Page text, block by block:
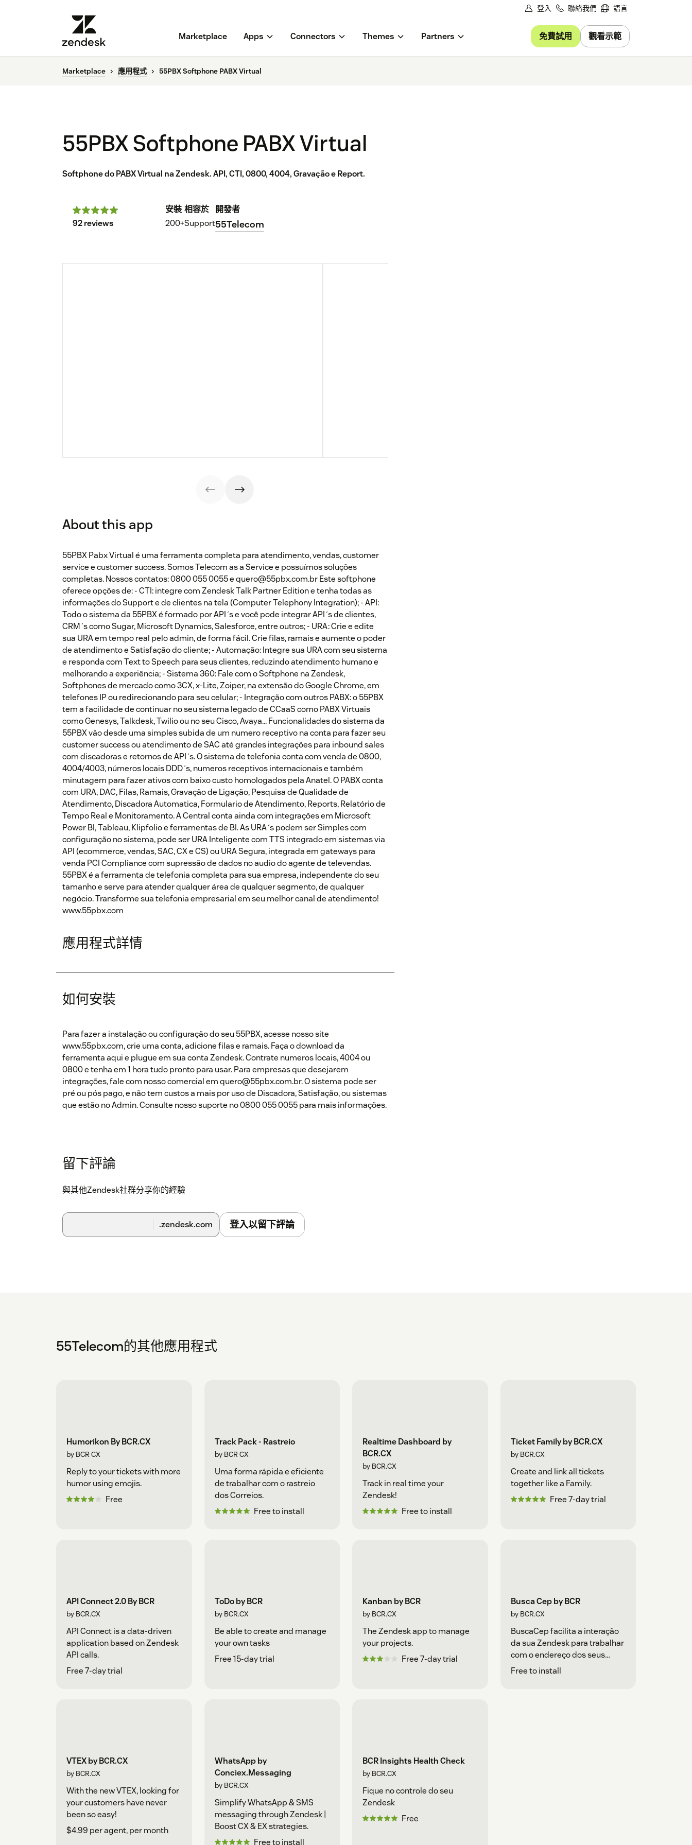
登入 聯絡我們 語言
Marketplace Apps Connectors Themes Partners 免費試用 觀看示範
Marketplace 應用程式 55PBX Softphone PABX Virtual
55PBX Softphone PABX Virtual
Softphone do PABX Virtual na Zendesk. API, CTI, 0800, 4004, Gravação e Report.
92 reviews
安裝
200+
相容於
Support
開發者
55Telecom
About this app
55PBX Pabx Virtual é uma ferramenta completa para atendimento, vendas, customer
service e customer success. Somos Telecom as a Service e possuímos soluções
completas. Nossos contatos: 0800 055 0055 e quero@55pbx.com.br Este softphone
oferece opções de: - CTI: integre com Zendesk Talk Partner Edition e tenha todas as
informações do Support e de clientes na tela (Computer Telephony Integration); - API:
Todo o sistema da 55PBX é formado por API´s e você pode integrar API´s de clientes,
CRM´s como Sugar, Microsoft Dynamics, Salesforce, entre outros; - URA: Crie e edite
sua URA em tempo real pelo admin, de forma fácil. Crie filas, ramais e aumente o poder
de atendimento e Satisfação do cliente; - Automação: Integre sua URA com seu sistema
e responda com Text to Speech para seus clientes, reduzindo atendimento humano e
melhorando a experiência; - Sistema 360: Fale com o Softphone na Zendesk,
Softphones de mercado como 3CX, x-Lite, Zoiper, na extensão do Google Chrome, em
telefones IP ou redirecionando para seu celular; - Integração com outros PABX: o 55PBX
tem a facilidade de continuar no seu sistema legado de CCaaS como PABX Virtuais
como Genesys, Talkdesk, Twilio ou no seu Cisco, Avaya... Funcionalidades do sistema da
55PBX vão desde uma simples subida de um numero receptivo na conta para fazer seu
customer success ou atendimento de SAC até grandes integrações para inbound sales
com discadoras e retornos de API´s. O sistema de telefonia conta com venda de 0800,
4004/4003, números locais DDD´s, numeros receptivos internacionais e também
minutagem para fazer ativos com baixo custo homologados pela Anatel. O PABX conta
com URA, DAC, Filas, Ramais, Gravação de Ligação, Pesquisa de Qualidade de
Atendimento, Discadora Automatica, Formulario de Atendimento, Reports, Relatório de
Tempo Real e Monitoramento. A Central conta ainda com integrações em Microsoft
Power BI, Tableau, Klipfolio e ferramentas de BI. As URA´s podem ser Simples com
configuração no sistema, pode ser URA Inteligente com TTS integrado em sistemas via
API (ecommerce, vendas, SAC, CX e CS) ou URA Segura, integrada em gateways para
venda PCI Compliance com supressão de dados no audio do agente de televendas.
55PBX é a ferramenta de telefonia completa para sua empresa, independente do seu
tamanho e serve para atender qualquer área de qualquer segmento, de qualquer
negócio. Transforme sua telefonia empresarial em seu melhor canal de atendimento!
www.55pbx.com
應用程式詳情
如何安裝
Para fazer a instalação ou configuração do seu 55PBX, acesse nosso site
www.55pbx.com, crie uma conta, adicione filas e ramais. Faça o download da
ferramenta aqui e plugue em sua conta Zendesk. Contrate numeros locais, 4004 ou
0800 e tenha em 1 hora tudo pronto para usar. Para empresas que desejarem
integrações, fale com nosso comercial em quero@55pbx.com.br. O sistema pode ser
pré ou pós pago, e não tem custos a mais por uso de Discadora, Satisfação, ou sistemas
que estão no Admin. Consulte nosso suporte no 0800 055 0055 para mais informações.
留下評論
與其他Zendesk社群分享你的經驗
.zendesk.com 登入以留下評論
55Telecom的其他應用程式
Humorikon By BCR.CX
by BCR CX
Reply to your tickets with more
humor using emojis.
Free
Track Pack - Rastreio
by BCR CX
Uma forma rápida e eficiente
de trabalhar com o rastreio
dos Correios.
Free to install
Realtime Dashboard by
BCR.CX
by BCR.CX
Track in real time your
Zendesk!
Free to install
Ticket Family by BCR.CX
by BCR.CX
Create and link all tickets
together like a Family.
Free 7-day trial
API Connect 2.0 By BCR
by BCR.CX
API Connect is a data-driven
application based on Zendesk
API calls.
Free 7-day trial
ToDo by BCR
by BCR.CX
Be able to create and manage
your own tasks
Free 15-day trial
Kanban by BCR
by BCR.CX
The Zendesk app to manage
your projects.
Free 7-day trial
Busca Cep by BCR
by BCR.CX
BuscaCep facilita a interação
da sua Zendesk para trabalhar
com o endereço dos seus
clientes.
Free to install
VTEX by BCR.CX
by BCR.CX
With the new VTEX, looking for
your customers have never
been so easy!
$4.99 per agent, per month
WhatsApp by
Conciex.Messaging
by BCR.CX
Simplify WhatsApp & SMS
messaging through Zendesk |
Boost CX & EX strategies.
Free to install
BCR Insights Health Check
by BCR.CX
Fique no controle do seu
Zendesk
Free